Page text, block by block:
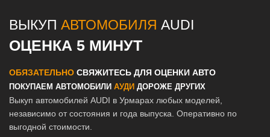
ВЫКУП АВТОМОБИЛЯ AUDI
ОЦЕНКА 5 МИНУТ
ОБЯЗАТЕЛЬНО СВЯЖИТЕСЬ ДЛЯ ОЦЕНКИ АВТО
ПОКУПАЕМ АВТОМОБИЛИ АУДИ ДОРОЖЕ ДРУГИХ
Выкуп автомобилей AUDI в Урмарах любых моделей,
независимо от состояния и года выпуска. Оперативно по
выгодной стоимости.